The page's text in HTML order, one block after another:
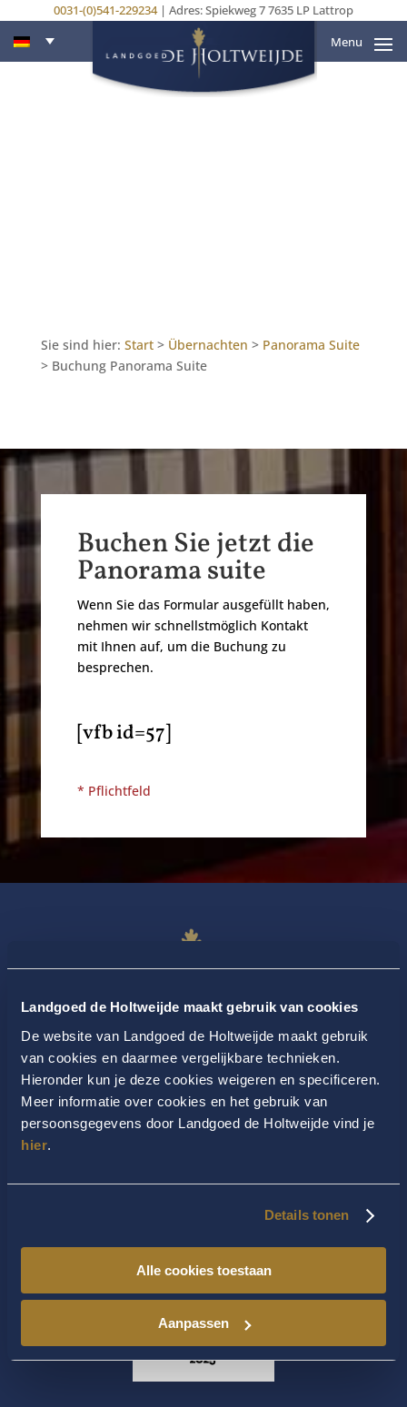
Landgoed de Holtweijde maakt gebruik van cookies
De website van Landgoed de Holtweijde maakt gebruik
van cookies en daarmee vergelijkbare technieken.
Hieronder kun je deze cookies weigeren en specificeren.
Meer informatie over cookies en het gebruik van
persoonsgegevens door Landgoed de Holtweijde vind je
hier.
Details tonen
Alle cookies toestaan
Aanpassen
0031-(0)541-229234| Adres: Spiekweg 7 7635 LP Lattrop
Menu
Sie sind hier: Start> Übernachten > Panorama Suite
> Buchung Panorama Suite
Buchen Sie jetzt die
Panorama suite
Wenn Sie das Formular ausgefüllt haben,
nehmen wir schnellstmöglich Kontakt
mit Ihnen auf, um die Buchung zu
besprechen.
[vfb id=57]
* Pflichtfeld